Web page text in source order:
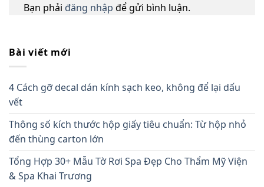
Bạn phải đăng nhập để gửi bình luận.
Bài viết mới
4 Cách gỡ decal dán kính sạch keo, không để lại dấu
vết
Thông số kích thước hộp giấy tiêu chuẩn: Từ hộp nhỏ
đến thùng carton lớn
Tổng Hợp 30+ Mẫu Tờ Rơi Spa Đẹp Cho Thẩm Mỹ Viện
& Spa Khai Trương